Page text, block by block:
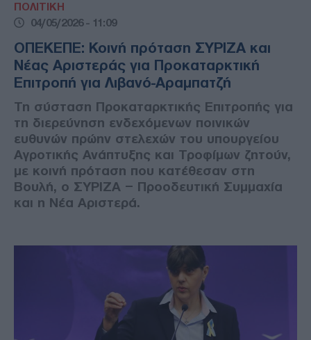
ΠΟΛΙΤΙΚΗ
04/05/2026 - 11:09
ΟΠΕΚΕΠΕ: Κοινή πρόταση ΣΥΡΙΖΑ και
Νέας Αριστεράς για Προκαταρκτική
Επιτροπή για Λιβανό-Αραμπατζή
Τη σύσταση Προκαταρκτικής Επιτροπής για
τη διερεύνηση ενδεχόμενων ποινικών
ευθυνών πρώην στελεχών του υπουργείου
Αγροτικής Ανάπτυξης και Τροφίμων ζητούν,
με κοινή πρόταση που κατέθεσαν στη
Βουλή, ο ΣΥΡΙΖΑ – Προοδευτική Συμμαχία
και η Νέα Αριστερά.